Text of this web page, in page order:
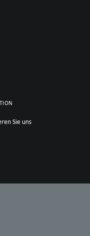
Sie uns